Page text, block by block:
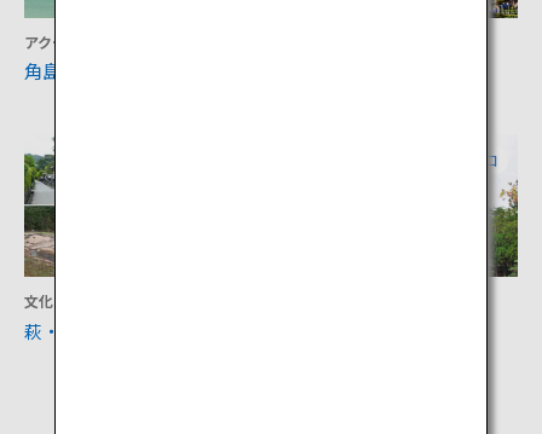
アクティビティ
角島大橋
文化
萩・5つの資産
山口